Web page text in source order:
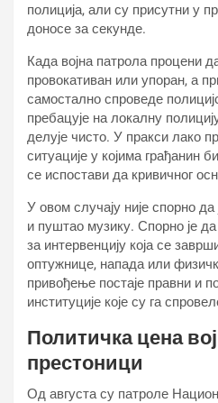
полиција, али су присутни у
доносе за секунде.
Када војна патрола процени
провокативан или упоран, а
самостално спроведе
пребацује на локалну
делује чисто. У пракси лако
ситуације у којима грађанин
се испостави да кривичног
У овом случају није спорно
и пуштао музику. Спорно је
за интервенцију која се
оптужнице, напада или
привођење постаје правни и
институције које су га
Политичка цена
престоници
Од августа су патроле